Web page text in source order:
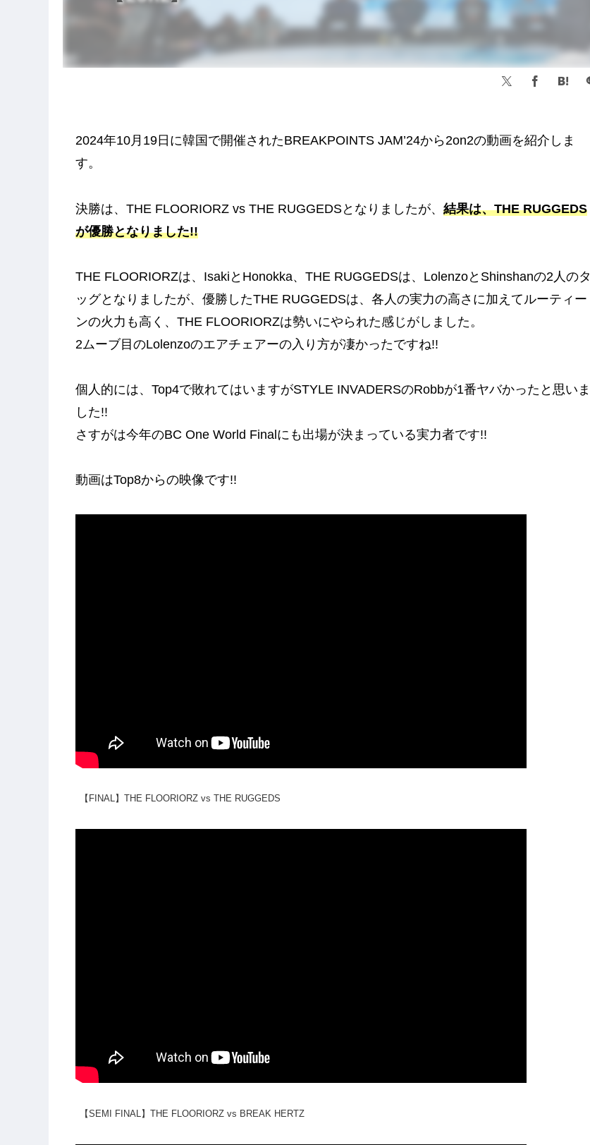
2024年10月19日に韓国で開催されたBREAKPOINTS JAM’24から2on2の動画を紹介しま
す。
決勝は、THE FLOORIORZ vs THE RUGGEDSとなりましたが、 結果は、THE RUGGEDS
が優勝となりました!!
THE FLOORIORZは、IsakiとHonokka、THE RUGGEDSは、LolenzoとShinshanの2人のタ
ッグとなりましたが、優勝したTHE RUGGEDSは、各人の実力の高さに加えてルーティー
ンの火力も高く、THE FLOORIORZは勢いにやられた感じがしました。
2ムーブ目のLolenzoのエアチェアーの入り方が凄かったですね!!
個人的には、Top4で敗れてはいますがSTYLE INVADERSのRobbが1番ヤバかったと思いま
した!!
さすがは今年のBC One World Finalにも出場が決まっている実力者です!!
動画はTop8からの映像です!!
【FINAL】THE FLOORIORZ vs THE RUGGEDS
【SEMI FINAL】THE FLOORIORZ vs BREAK HERTZ